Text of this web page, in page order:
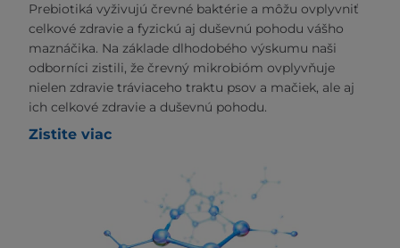
Prebiotiká vyživujú črevné baktérie a môžu ovplyvniť
celkové zdravie a fyzickú aj duševnú pohodu vášho
maznáčika. Na základe dlhodobého výskumu naši
odborníci zistili, že črevný mikrobióm ovplyvňuje
nielen zdravie tráviaceho traktu psov a mačiek, ale aj
ich celkové zdravie a duševnú pohodu.
Zistite viac